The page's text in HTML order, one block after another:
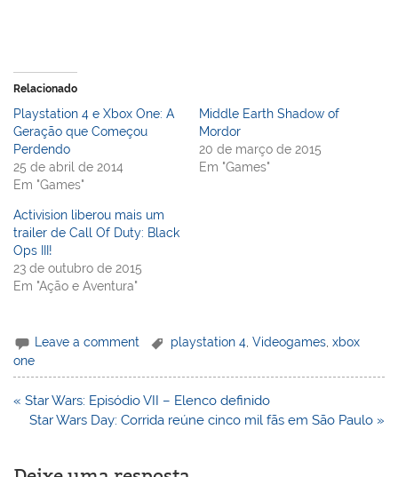
Relacionado
Playstation 4 e Xbox One: A
Geração que Começou
Perdendo
25 de abril de 2014
Em "Games"
Middle Earth Shadow of
Mordor
20 de março de 2015
Em "Games"
Activision liberou mais um
trailer de Call Of Duty: Black
Ops III!
23 de outubro de 2015
Em "Ação e Aventura"
Leave a comment playstation 4 ,Videogames ,xbox
one
Navegação
« Star Wars: Episódio VII – Elenco definido
Star Wars Day: Corrida reúne cinco mil fãs em São Paulo »